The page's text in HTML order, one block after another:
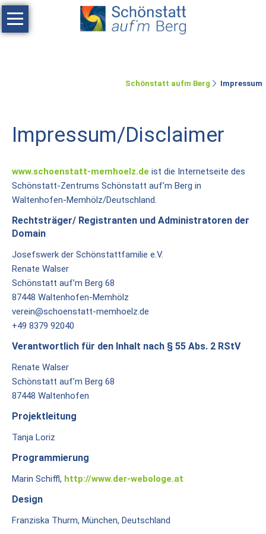
Navigation
überspringen
feiern
Zimmer
Ferienwohnung
Umgebung
Schönstatt-
Heiligtum
Preise
/
Buchen
Veranstaltungen
Termine
Gottesdienste
Initiativen
Referenten
Familien
Kinder
willkommen
Schönstatt aufm Berg Impressum
Impressum/Disclaimer
www.schoenstatt-memhoelz.de ist die Internetseite des
Schönstatt-Zentrums Schönstatt auf’m Berg in
Waltenhofen-Memhölz/Deutschland.
Rechtsträger/ Registranten und Administratoren der
Domain
Josefswerk der Schönstattfamilie e.V.
Renate Walser
Schönstatt auf’m Berg 68
87448 Waltenhofen-Memhölz
verein@schoenstatt-memhoelz.de
+49 8379 92040
Verantwortlich für den Inhalt nach § 55 Abs. 2 RStV
Renate Walser
Schönstatt auf’m Berg 68
87448 Waltenhofen
Projektleitung
Tanja Loriz
Programmierung
Marin Schiffl, http://www.der-webologe.at
Design
Franziska Thurm, München, Deutschland